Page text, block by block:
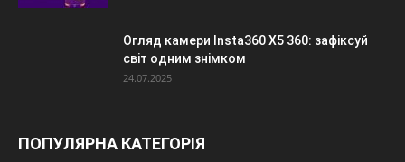
Огляд камери Insta360 X5 360: зафіксуй
світ одним знімком
24.07.2025
ПОПУЛЯРНА КАТЕГОРІЯ